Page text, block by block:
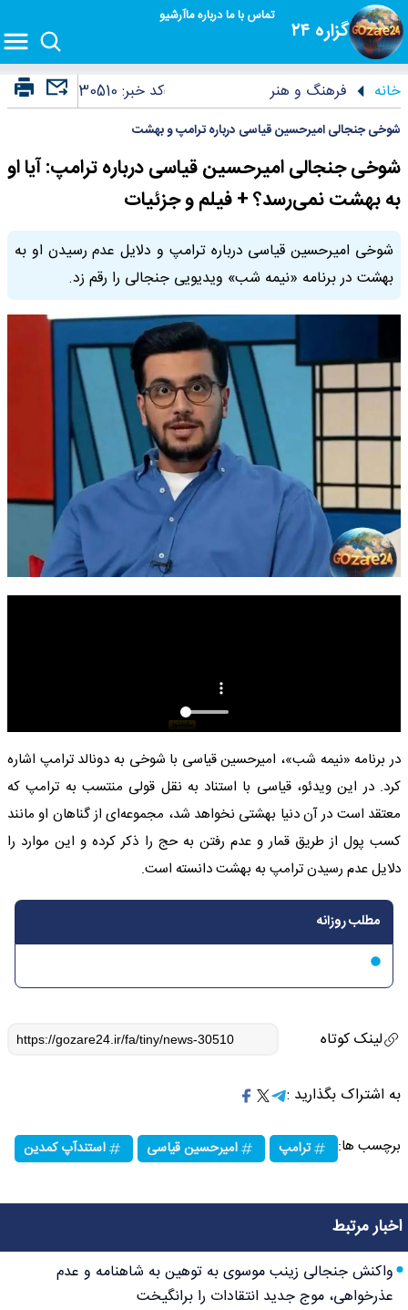
گزاره ۲۴
تماس با مادرباره ماآرشیو
خانه فرهنگ و هنر کد خبر: 30510
شوخی جنجالی امیرحسین قیاسی درباره ترامپ و بهشت
شوخی جنجالی امیرحسین قیاسی درباره ترامپ: آیا او
به بهشت نمی‌رسد؟ + فیلم و جزئیات
شوخی امیرحسین قیاسی درباره ترامپ و دلایل عدم رسیدن او به
بهشت در برنامه «نیمه شب» ویدیویی جنجالی را رقم زد.
در برنامه «نیمه شب»، امیرحسین قیاسی با شوخی به دونالد ترامپ اشاره
کرد. در این ویدئو، قیاسی با استناد به نقل قولی منتسب به ترامپ که
معتقد است در آن دنیا بهشتی نخواهد شد، مجموعه‌ای از گناهان او مانند
کسب پول از طریق قمار و عدم رفتن به حج را ذکر کرده و این موارد را
دلایل عدم رسیدن ترامپ به بهشت دانسته است.
مطلب روزانه
لینک کوتاه
به اشتراک بگذارید :
برچسب ها: ترامپ امیرحسین قیاسی استندآپ کمدین
اخبار مرتبط
واکنش جنجالی زینب موسوی به توهین به شاهنامه و عدم
عذرخواهی، موج جدید انتقادات را برانگیخت